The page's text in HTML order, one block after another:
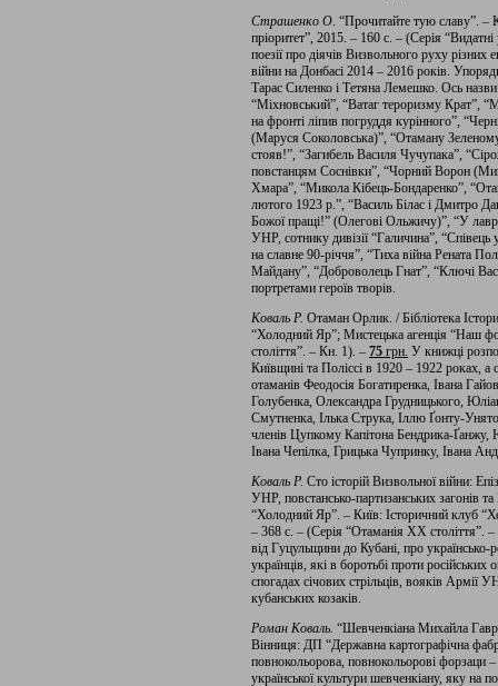
Страшенко О. “Прочитайте тую славу”. –
пріоритет”, 2015. – 160 с. – (Серія
поезії про діячів Визвольного руху
війни на Донбасі 2014 – 2016 років.
Тарас Силенко і Тетяна Лемешко. Ось
“Міхновський”, “Ватаг тероризму Крат”,
на фронті ліпив погруддя курінного”,
(Маруся Соколовська)”, “Отаману
стояв!”, “Загибель Василя Чучупака”,
повстанцям Соснівки”, “Чорний Ворон
Хмара”, “Микола Кібець-Бондаренко”,
лютого 1923 р.”, “Василь Білас і Дмитро
Божої пращі!” (Олегові Ольжичу)”, “У
УНР, сотнику дивізії “Галичина”,
на славне 90-річчя”, “Тиха війна Рената
Майдану”, “Доброволець Гнат”, “Ключі
портретами героїв творів.
Коваль Р. Отаман Орлик. / Бібліотека
“Холодний Яр”; Мистецька агенція “Наш
століття”. – Кн. 1). – 75 грн. У книжці
Київщині та Поліссі в 1920 – 1922 роках,
отаманів Феодосія Богатиренка, Івана
Голубенка, Олександра Грудницького,
Смутненка, Ілька Струка, Іллю Ґонту-
членів Цупкому Капітона Бендрика-
Івана Чепілка, Грицька Чупринку, Івана
Коваль Р. Сто історій Визвольної війни:
УНР, повстансько-партизанських загонів та
“Холодний Яр”. – Київ: Історичний клуб
– 368 с. – (Серія “Отаманія ХХ століття”.
від Гуцульщини до Кубані, про українсько-
українців, які в боротьбі проти
спогадах січових стрільців, вояків Армії
кубанських козаків.
Роман Коваль. “Шевченкіана Михайла
Вінниця: ДП “Державна картографічна
повнокольорова, повнокольорові форзаци –
української культури шевченкіану, яку